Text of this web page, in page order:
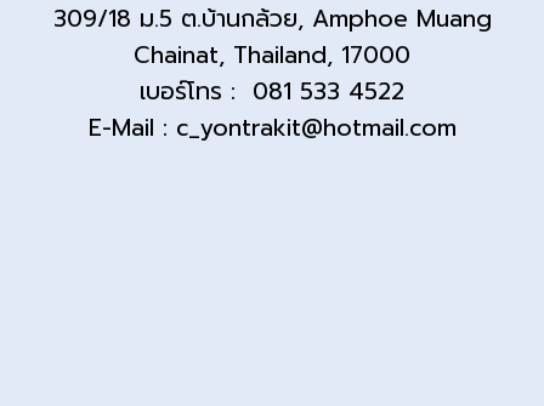
309/18 ม.5 ต.บ้านกล้วย, Amphoe Muang
Chainat, Thailand, 17000
เบอร์โทร : 081 533 4522
E-Mail : c_yontrakit@hotmail.com